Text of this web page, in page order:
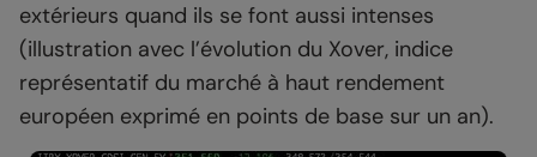
extérieurs quand ils se font aussi intenses
(illustration avec l’évolution du Xover, indice
représentatif du marché à haut rendement
européen exprimé en points de base sur un an).